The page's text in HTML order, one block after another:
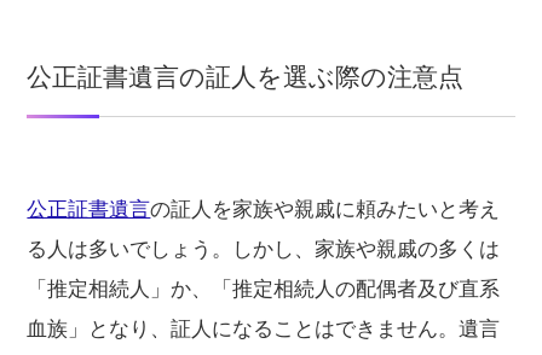
公正証書遺言の証人を選ぶ際の注意点
公正証書遺言の証人を家族や親戚に頼みたいと考え
る人は多いでしょう。しかし、家族や親戚の多くは
「推定相続人」か、「推定相続人の配偶者及び直系
血族」となり、証人になることはできません。遺言